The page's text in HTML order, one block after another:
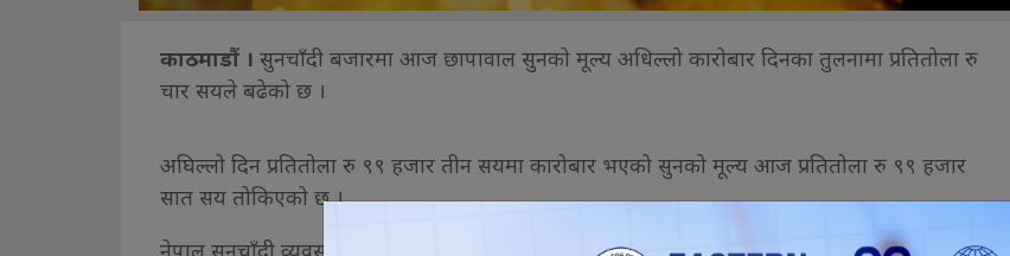
काठमाडौं । सुनचाँदी बजारमा आज छापावाल सुनको मूल्य अधिल्लो कारोबार दिनका तुलनामा प्रतितोला रु
चार सयले बढेको छ ।
अघिल्लो दिन प्रतितोला रु ९९ हजार तीन सयमा कारोबार भएको सुनको मूल्य आज प्रतितोला रु ९९ हजार
सात सय तोकिएको छ ।